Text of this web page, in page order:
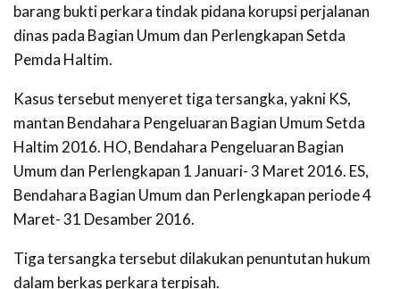
barang bukti perkara tindak pidana korupsi perjalanan
dinas pada Bagian Umum dan Perlengkapan Setda
Pemda Haltim.
Kasus tersebut menyeret tiga tersangka, yakni KS,
mantan Bendahara Pengeluaran Bagian Umum Setda
Haltim 2016. HO, Bendahara Pengeluaran Bagian
Umum dan Perlengkapan 1 Januari- 3 Maret 2016. ES,
Bendahara Bagian Umum dan Perlengkapan periode 4
Maret- 31 Desamber 2016.
Tiga tersangka tersebut dilakukan penuntutan hukum
dalam berkas perkara terpisah.